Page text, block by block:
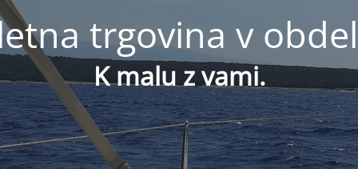
trgovina v
K malu z vami.